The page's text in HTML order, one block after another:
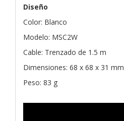
Diseño
Color: Blanco
Modelo: MSC2W
Cable: Trenzado de 1.5 m
Dimensiones: 68 x 68 x 31 mm
Peso: 83 g